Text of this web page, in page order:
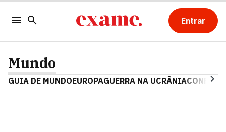
Entrar
Mundo
GUIA DE MUNDOEUROPAGUERRA NA UCRÂNIA